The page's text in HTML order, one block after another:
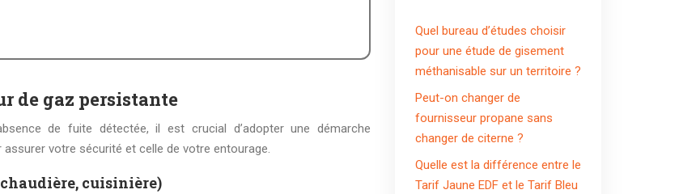
de gaz persistante
de fuite détectée, il est crucial d’adopter une démarche
votre sécurité et celle de votre entourage.
cuisinière)
Quel bureau d’études choisir
pour une étude de gisement
méthanisable sur un territoire ?
Peut-on changer de
fournisseur propane sans
changer de citerne ?
Quelle est la différence entre le
Tarif Jaune EDF et le Tarif Bleu